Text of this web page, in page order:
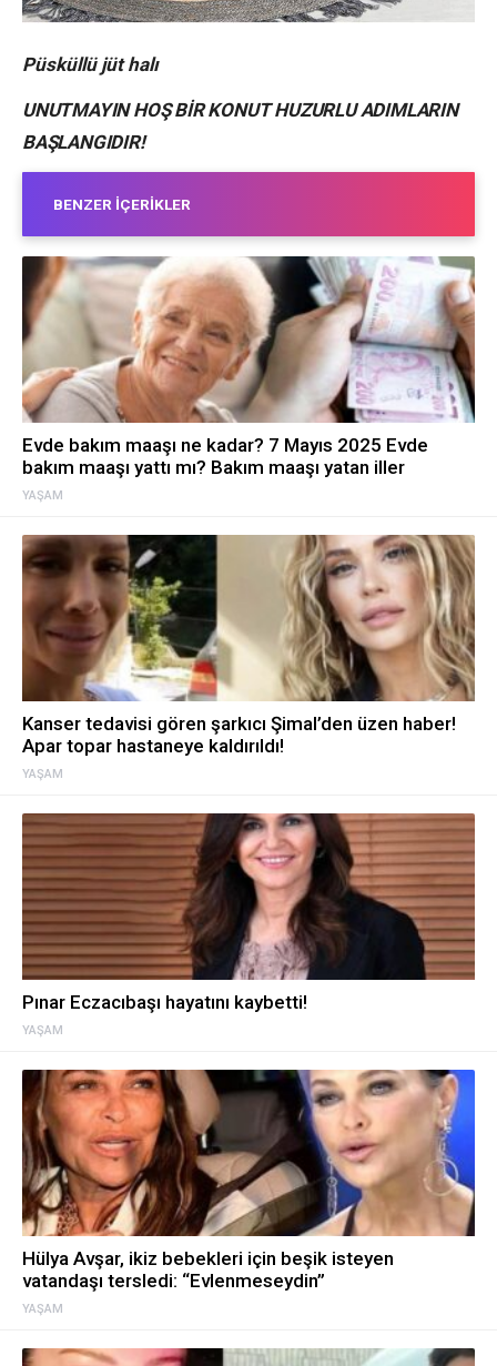
Püsküllü jüt halı
UNUTMAYIN HOŞ BİR KONUT HUZURLU ADIMLARIN
BAŞLANGIDIR!
BENZER İÇERIKLER
YAŞAM
Evde bakım maaşı ne kadar? 7 Mayıs 2025 Evde
bakım maaşı yattı mı? Bakım maaşı yatan iller
YAŞAM
Kanser tedavisi gören şarkıcı Şimal’den üzen haber!
Apar topar hastaneye kaldırıldı!
YAŞAM
Pınar Eczacıbaşı hayatını kaybetti!
YAŞAM
Hülya Avşar, ikiz bebekleri için beşik isteyen
vatandaşı tersledi: “Evlenmeseydin”